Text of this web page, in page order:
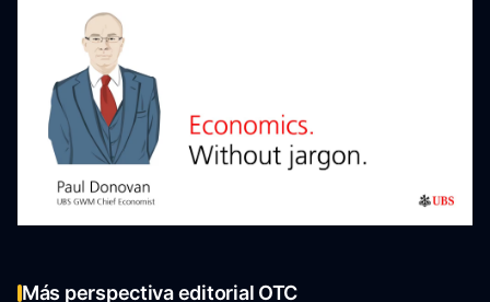
Más perspectiva editorial OTC